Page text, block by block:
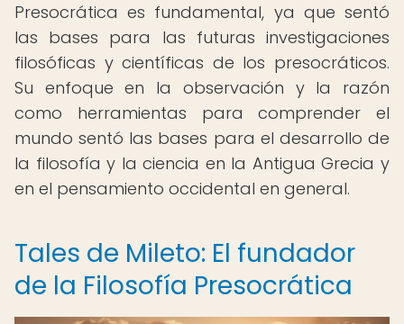
Presocrática es fundamental, ya que sentó
las bases para las futuras investigaciones
filosóficas y científicas de los presocráticos.
Su enfoque en la observación y la razón
como herramientas para comprender el
mundo sentó las bases para el desarrollo de
la filosofía y la ciencia en la Antigua Grecia y
en el pensamiento occidental en general.
Tales de Mileto: El fundador
de la Filosofía Presocrática